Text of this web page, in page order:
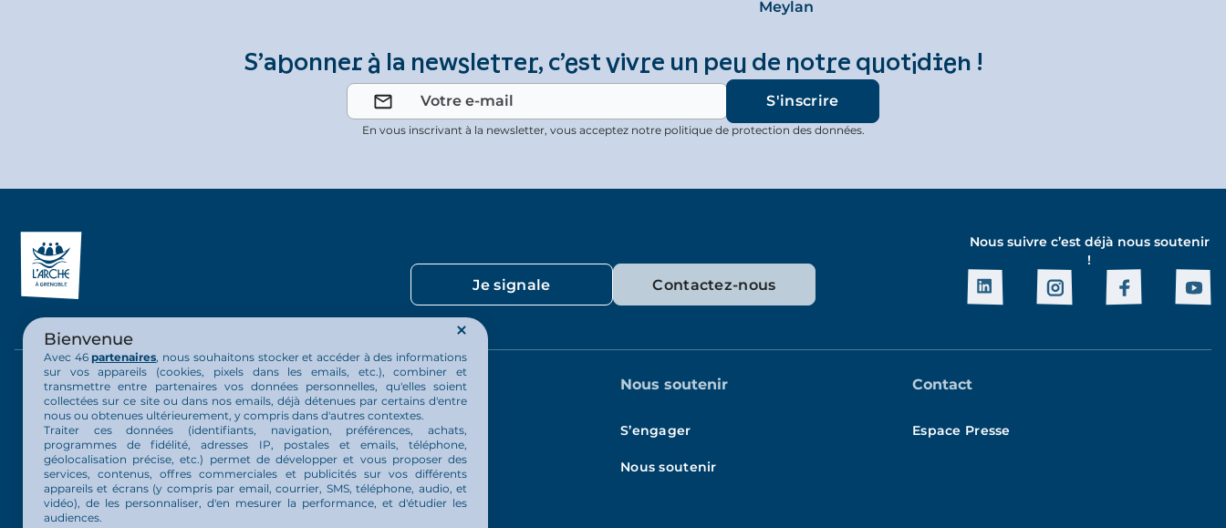
Meylan
S’abonner à la newsletter, c’est vivre un peu de notre quotidien !
En vous inscrivant à la newsletter, vous acceptez notre politique de protection des données.
Je signale Contactez-nous
Nous suivre c’est déjà nous soutenir
!
La communauté
Présentation communauté
Organisation de la communauté
Nos projets
La vie au quotidien
Nos activités
Actualités
Nous soutenir
S’engager
Nous soutenir
Contact
Espace Presse
Bienvenue
Avec 46partenaires, nous souhaitons stocker et accéder à des informations
sur vos appareils (cookies, pixels dans les emails, etc.), combiner et
transmettre entre partenaires vos données personnelles, qu'elles soient
collectées sur ce site ou dans nos emails, déjà détenues par certains d'entre
nous ou obtenues ultérieurement, y compris dans d'autres contextes.
Traiter ces données (identifiants, navigation, préférences, achats,
programmes de fidélité, adresses IP, postales et emails, téléphone,
géolocalisation précise, etc.) permet de développer et vous proposer des
services, contenus, offres commerciales et publicités sur vos différents
appareils et écrans (y compris par email, courrier, SMS, téléphone, audio, et
vidéo), de les personnaliser, d'en mesurer la performance, et d'étudier les
audiences.